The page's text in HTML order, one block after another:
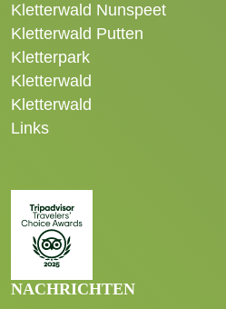
Kletterwald Nunspeet
Kletterwald Putten
Kletterpark
Kletterwald
Kletterwald
Links
NACHRICHTEN